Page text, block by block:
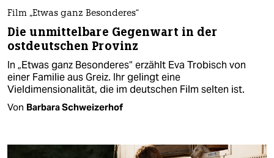
Film „Etwas ganz Besonderes“
Die unmittelbare Gegenwart in der
ostdeutschen Provinz
In „Etwas ganz Besonderes“ erzählt Eva Trobisch von
einer Familie aus Greiz. Ihr gelingt eine
Vieldimensionalität, die im deutschen Film selten ist.
Von Barbara Schweizerhof